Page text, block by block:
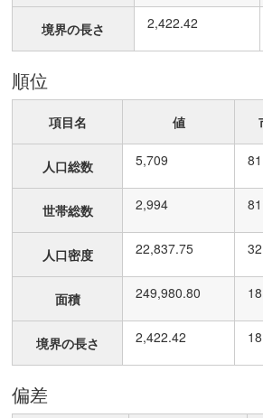
境界の長さ 2,422.42
順位
項目名 値
人口総数 5,709 8
世帯総数 2,994 8
人口密度 22,837.75 32
面積 249,980.80 18
境界の長さ 2,422.42 18
偏差